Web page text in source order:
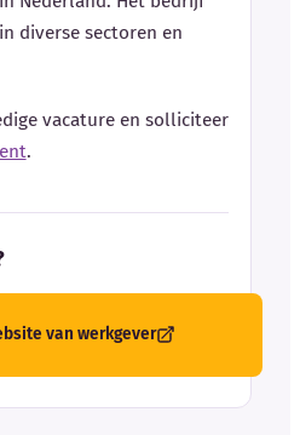
diverse sectoren en
vacature en solliciteer
.
van werkgever